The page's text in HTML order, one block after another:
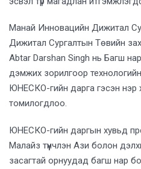
Манай Инновацийн Дижитал
Дижитал Сургалтын Төвийн
Abtar Darshan Singh нь Багш
дэмжих зорилгоор
ЮНЕСКО-гийн дарга гэсэн нэр
томилогдлоо.
ЮНЕСКО-гийн даргын хувьд
Малайз түүнчлэн Ази болон
засагтай орнуудад багш нар